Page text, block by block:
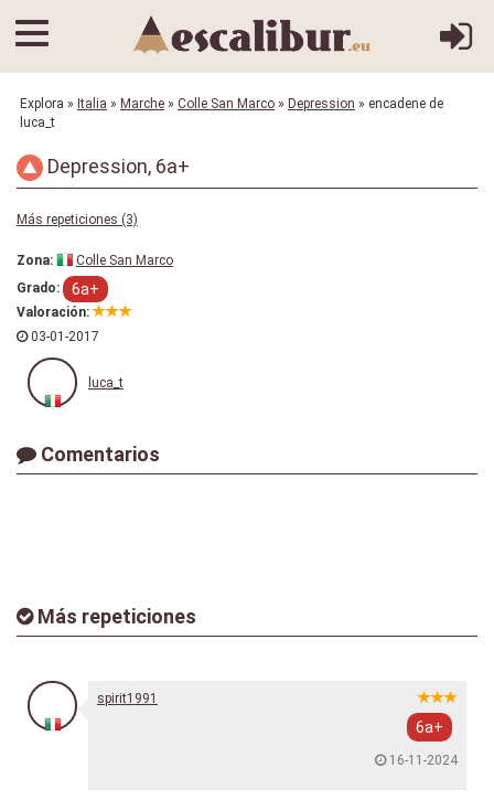
Explora » Italia » Marche » Colle San Marco » Depression » encadene de
luca_t
Depression, 6a+
Más repeticiones (3)
Zona:
Colle San Marco
Grado:
6a+
Valoración:
03-01-2017
luca_t
Comentarios
Más repeticiones
spirit1991
6a+
16-11-2024